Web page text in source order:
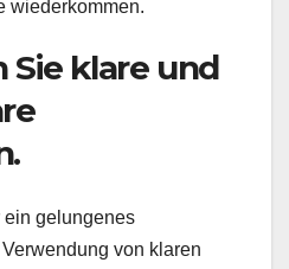
wiederkommen.
Sie klare und
ein gelungenes
von klaren